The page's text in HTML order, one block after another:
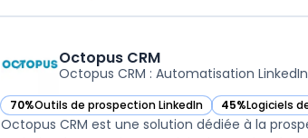
Octopus CRM
Octopus CRM : Automatisation LinkedIn
70%Outils de prospection LinkedIn
— voir Octopus CRM dans cette catégorie
45%Logiciels
— voir Octopus
Octopus CRM est une solution dédiée à la